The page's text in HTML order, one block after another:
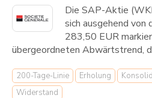
Die SAP-Aktie
sich ausgehend von
283,50 EUR
übergeordneten Abwärtstrend,
200-Tage-Linie Erholung
Widerstand